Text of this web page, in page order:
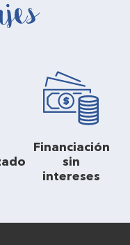
Financiación
sin
intereses